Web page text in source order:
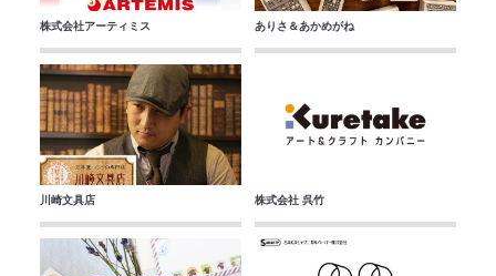
株式会社アーティミス ありさ＆あかめがね
川崎文具店 株式会社 呉竹